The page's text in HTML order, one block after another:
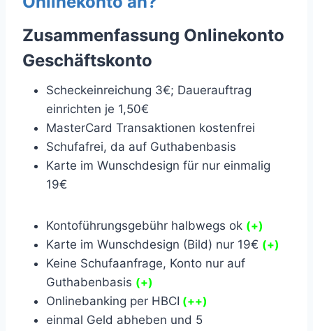
Zusammenfassung Onlinekonto
Geschäftskonto
Scheckeinreichung 3€; Dauerauftrag
einrichten je 1,50€
MasterCard Transaktionen kostenfrei
Schufafrei, da auf Guthabenbasis
Karte im Wunschdesign für nur einmalig
19€
Kontoführungsgebühr halbwegs ok (+)
Karte im Wunschdesign (Bild) nur 19€ (+)
Keine Schufaanfrage, Konto nur auf
Guthabenbasis (+)
Onlinebanking per HBCI (++)
einmal Geld abheben und 5